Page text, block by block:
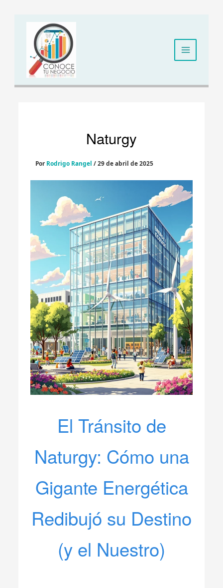
contenido
Naturgy
Por Rodrigo Rangel/29 de abril de 2025
El Tránsito de
Naturgy: Cómo una
Gigante Energética
Redibujó su Destino
(y el Nuestro)